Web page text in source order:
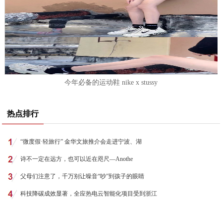
今年必备的运动鞋 nike x stussy
热点排行
“微度假·轻旅行” 金华文旅推介会走进宁波、湖
诗不一定在远方，也可以近在咫尺—Anothe
父母们注意了，千万别让噪音“吵”到孩子的眼睛
科技降碳成效显著，全应热电云智能化项目受到浙江